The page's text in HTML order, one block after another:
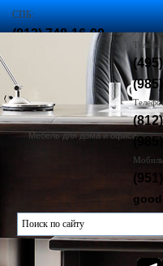
СПБ:
(812) 748-16-99
(985) 770-23-30
Мебель для дома и офиса